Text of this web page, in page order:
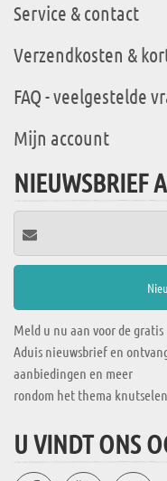
Service & contact
Verzendkosten &
FAQ - veelgestelde
Mijn account
NIEUWSBRIEF
Meld u nu aan voor de gratis
Aduis nieuwsbrief en
aanbiedingen en meer
rondom het thema
U VINDT ONS